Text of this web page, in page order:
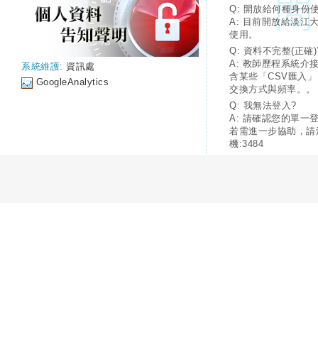
系統維護: 資訊處
GoogleAnalytics
Q: 開放給何種身份
A: 目前開放給淡江
使用。
Q: 資料不完整(正確
A: 教師歷程系統介
含某些「CSV匯入
交換方式與頻率。。
Q: 我無法登入?
A: 請確認您的單一
若需進一步協助，
機:3484